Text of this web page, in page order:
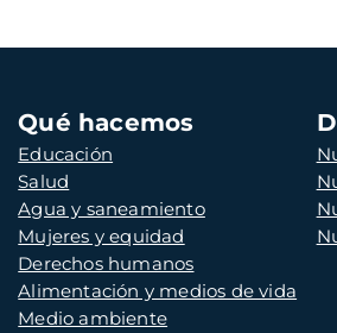
Qué hacemos
Educación
Salud
Agua y saneamiento
Mujeres y equidad
Derechos humanos
Alimentación y medios de vida
Medio ambiente